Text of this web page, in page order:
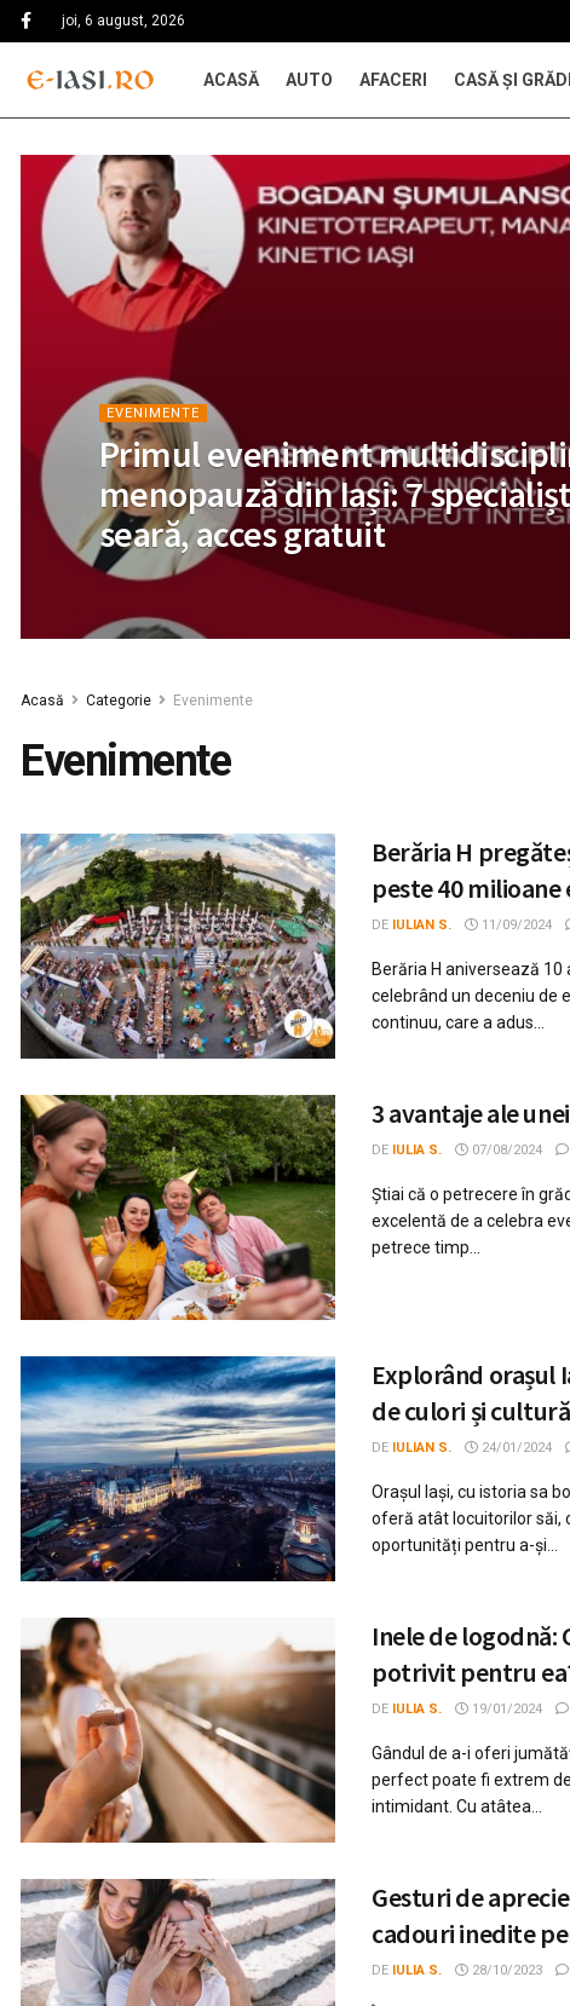
joi, 6 august, 2026
ACASĂ AUTO AFACERI CASĂ ŞI
EVENIMENTE
Primul eveniment
menopauză din Iași: 7
seară, acces gratuit
Acasă Categorie Evenimente
Evenimente
Berăria H
peste 40 milioane
DE IULIAN S. 11/09/2024
Berăria H aniversează 10
celebrând un deceniu de
continuu, care a adus...
3 avantaje ale
DE IULIA S. 07/08/2024
Știai că o petrecere în
excelentă de a celebra
petrece timp...
Explorând orașul
de culori și cultură
DE IULIAN S. 24/01/2024
Orașul Iași, cu istoria sa
oferă atât locuitorilor săi,
oportunități pentru a-și...
Inele de logodnă:
potrivit pentru
DE IULIA S. 19/01/2024
Gândul de a-i oferi
perfect poate fi extrem
intimidant. Cu atâtea...
Gesturi de
cadouri inedite
DE IULIA S. 28/10/2023